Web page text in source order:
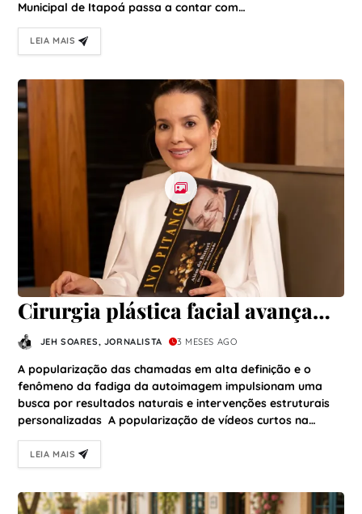
Municipal de Itapoá passa a contar com…
LEIA MAIS
Cirurgia plástica facial avança
com influência das redes sociais
e reforça busca por naturalidade
JEH SOARES, JORNALISTA 3 MESES AGO
A popularização das chamadas em alta definição e o
fenômeno da fadiga da autoimagem impulsionam uma
busca por resultados naturais e intervenções estruturais
personalizadas A popularização de vídeos curtos na…
LEIA MAIS